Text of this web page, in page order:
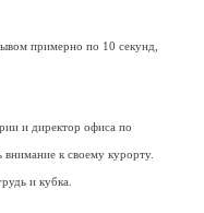
примерно по 10 секунд,
и директор офиса по
внимание к своему курорту.
и кубка.